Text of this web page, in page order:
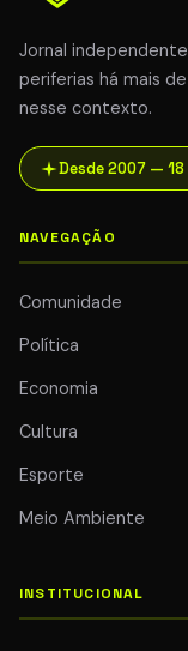
Jornal
periferias há mais
nesse contexto.
Desde 2007 — 18
NAVEGAÇÃO
Comunidade
Política
Economia
Cultura
Esporte
Meio Ambiente
INSTITUCIONAL